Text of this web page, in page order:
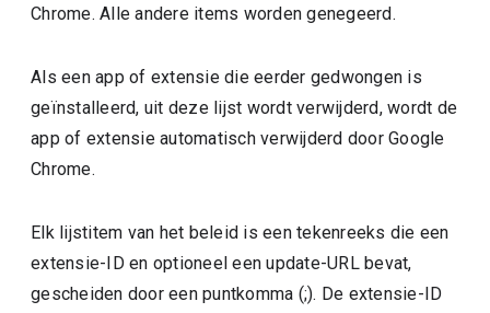
Chrome. Alle andere items worden genegeerd.
Als een app of extensie die eerder gedwongen is
geïnstalleerd, uit deze lijst wordt verwijderd, wordt de
app of extensie automatisch verwijderd door Google
Chrome.
Elk lijstitem van het beleid is een tekenreeks die een
extensie-ID en optioneel een update-URL bevat,
gescheiden door een puntkomma (;). De extensie-ID